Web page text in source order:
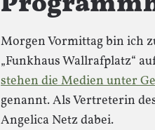
Morgen Vormittag bin ich
„Funkhaus Wallrafplatz“
stehen die Medien unter
genannt. Als Vertreterin
Angelica Netz dabei.